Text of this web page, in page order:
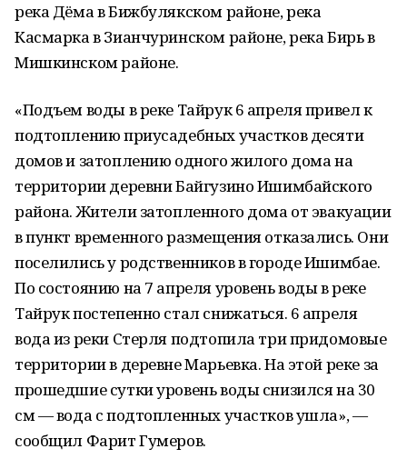
река Дёма в Бижбулякском районе, река
Касмарка в Зианчуринском районе, река Бирь в
Мишкинском районе.
«Подъем воды в реке Тайрук 6 апреля привел к
подтоплению приусадебных участков десяти
домов и затоплению одного жилого дома на
территории деревни Байгузино Ишимбайского
района. Жители затопленного дома от эвакуации
в пункт временного размещения отказались. Они
поселились у родственников в городе Ишимбае.
По состоянию на 7 апреля уровень воды в реке
Тайрук постепенно стал снижаться. 6 апреля
вода из реки Стерля подтопила три придомовые
территории в деревне Марьевка. На этой реке за
прошедшие сутки уровень воды снизился на 30
см — вода с подтопленных участков ушла», —
сообщил Фарит Гумеров.